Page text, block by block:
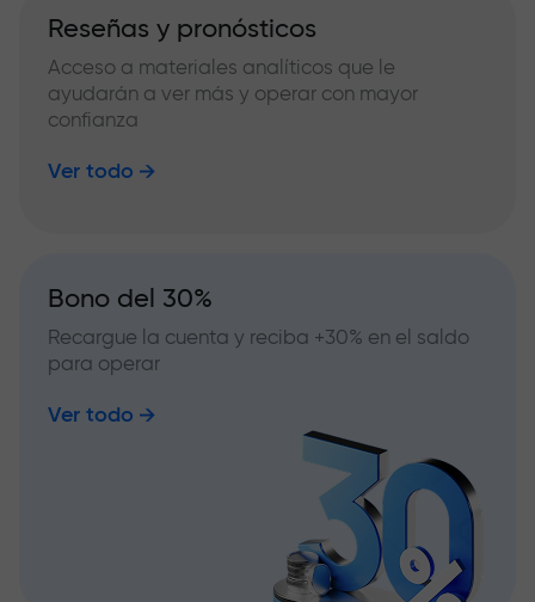
Reseñas y pronósticos
Acceso a materiales analíticos que le
ayudarán a ver más y operar con mayor
confianza
Ver todo
Bono del 30%
Recargue la cuenta y reciba +30% en el saldo
para operar
Ver todo